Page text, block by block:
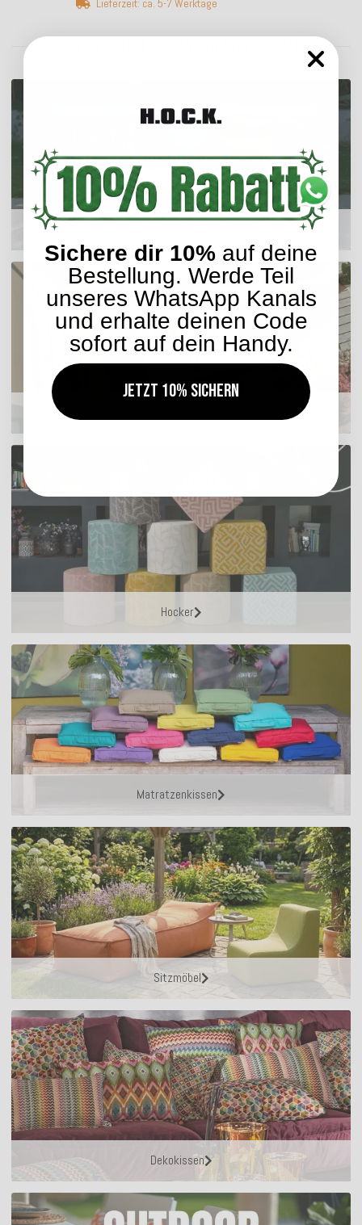
Lieferzeit: ca. 5-7 Werktage
Hocker
Matratzenkissen
Sitzmöbel
Dekokissen
Sichere dir 10% auf deine
Bestellung. Werde Teil
unseres WhatsApp Kanals
und erhalte deinen Code
sofort auf dein Handy.
Jetzt 10% sichern